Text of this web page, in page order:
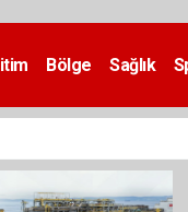
Bölge Sağlık